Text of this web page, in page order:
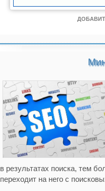
в результатах поиска, тем
переходит на него с